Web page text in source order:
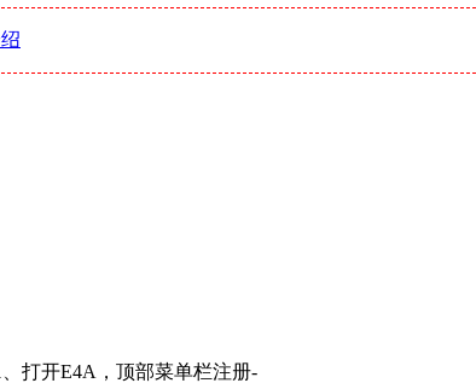
打开E4A，顶部菜单栏注册-